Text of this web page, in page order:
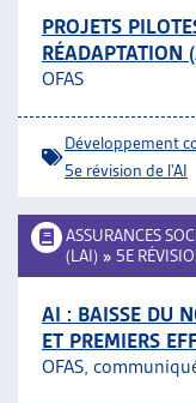
PROJETS
RÉADAPTATION
OFAS
Développement
5e révision de l'AI
ASSURANCES
(LAI) » 5E
AI : BAISSE DU
ET PREMIERS
OFAS,